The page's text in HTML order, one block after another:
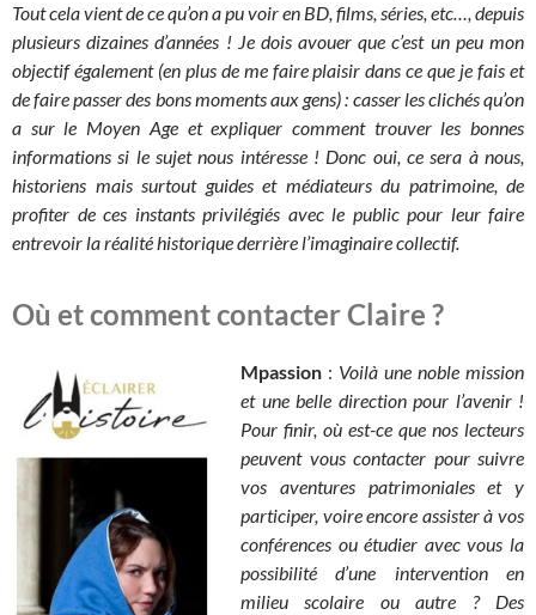
Tout cela vient de ce qu’on a pu voir en BD, films, séries, etc…, depuis
plusieurs dizaines d’années ! Je dois avouer que c’est un peu mon
objectif également (en plus de me faire plaisir dans ce que je fais et
de faire passer des bons moments aux gens) : casser les clichés qu’on
a sur le Moyen Age et expliquer comment trouver les bonnes
informations si le sujet nous intéresse ! Donc oui, ce sera à nous,
historiens mais surtout guides et médiateurs du patrimoine, de
profiter de ces instants privilégiés avec le public pour leur faire
entrevoir la réalité historique derrière l’imaginaire collectif.
Où et comment contacter Claire ?
Mpassion : Voilà une noble mission
et une belle direction pour l’avenir !
Pour finir, où est-ce que nos lecteurs
peuvent vous contacter pour suivre
vos aventures patrimoniales et y
participer, voire encore assister à vos
conférences ou étudier avec vous la
possibilité d’une intervention en
milieu scolaire ou autre ? Des